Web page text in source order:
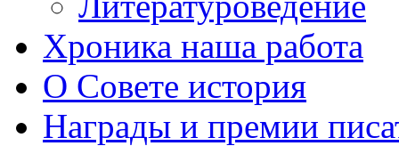
Хроника наша работа
О Совете история
Награды и премии